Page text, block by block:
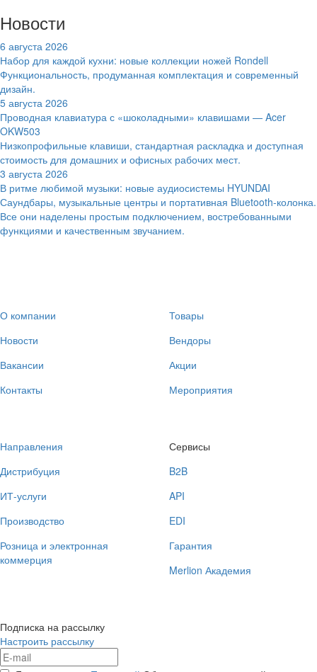
Новости
6 августа 2026
Набор для каждой кухни: новые коллекции ножей Rondell
Функциональность, продуманная комплектация и современный
дизайн.
5 августа 2026
Проводная клавиатура с «шоколадными» клавишами — Acer
OKW503
Низкопрофильные клавиши, стандартная раскладка и доступная
стоимость для домашних и офисных рабочих мест.
3 августа 2026
В ритме любимой музыки: новые аудиосистемы HYUNDAI
Саундбары, музыкальные центры и портативная Bluetooth-колонка.
Все они наделены простым подключением, востребованными
функциями и качественным звучанием.
О компании
Новости
Вакансии
Контакты
Товары
Вендоры
Акции
Мероприятия
Направления
Дистрибуция
ИТ-услуги
Производство
Розница и электронная
коммерция
Сервисы
B2B
API
EDI
Гарантия
Merlion Академия
Подписка на рассылку
Настроить рассылку